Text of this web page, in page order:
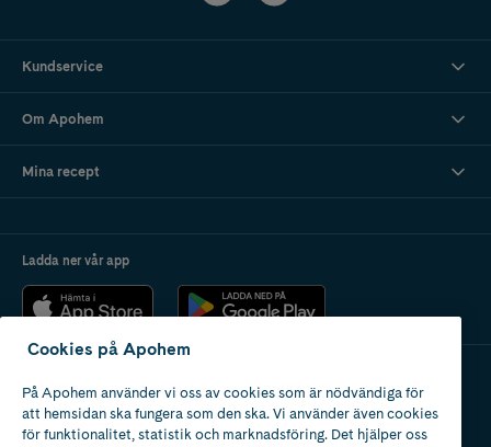
Kundservice
Om Apohem
Mina recept
Ladda ner vår app
Apotek med tillstånd
av Läkemedelsverket
Cookies på Apohem
På Apohem använder vi oss av cookies som är nödvändiga för
att hemsidan ska fungera som den ska. Vi använder även cookies
för funktionalitet, statistik och marknadsföring. Det hjälper oss